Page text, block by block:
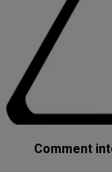
Comment